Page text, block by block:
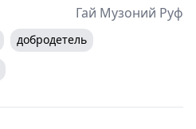
Гай Музоний Руф
добродетель